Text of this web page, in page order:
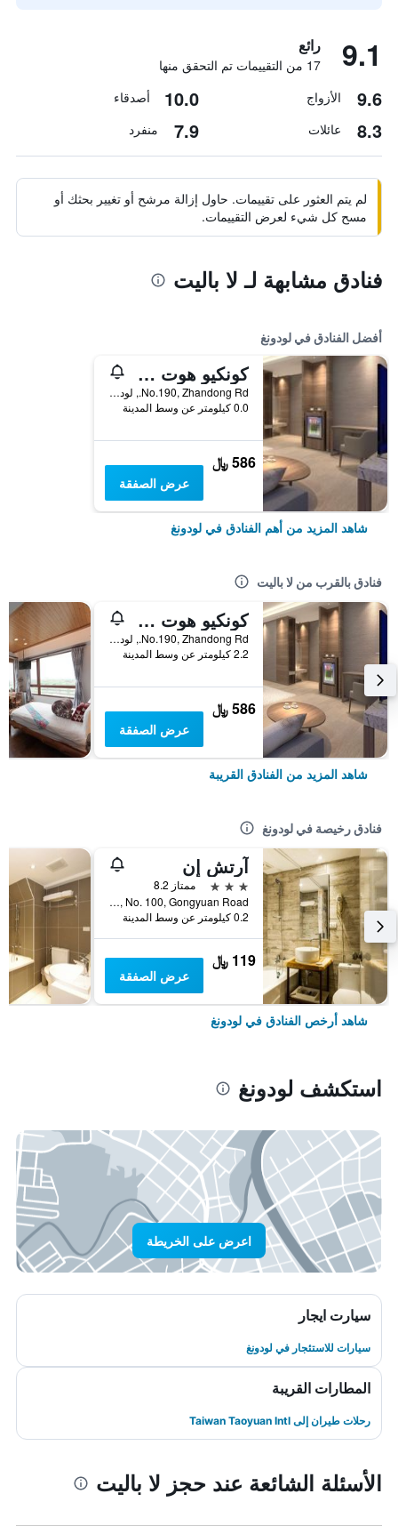
9.1 رائع
17 من التقييمات تم التحقق منها
9.6 الأزواج 10.0 أصدقاء
8.3 عائلات 7.9 منفرد
لم يتم العثور على تقييمات. حاول إزالة مرشح أو تغيير بحثك أو
مسح كل شيء لعرض التقييمات.
فنادق مشابهة لـ لا باليت
أفضل الفنادق في لودونغ
كونكيو هوت سبرينغ ريزورت
No.190, Zhandong Rd., لودونغ, تايوان
0.0 كيلومتر عن وسط المدينة
586 ﷼
عرض الصفقة
شاهد المزيد من أهم الفنادق في لودونغ
فنادق بالقرب من لا باليت
كونكيو هوت سبرينغ ريزورت
No.190, Zhandong Rd., لودونغ, تايوان
2.2 كيلومتر عن وسط المدينة
586 ﷼
عرض الصفقة
شاهد المزيد من الفنادق القريبة
فنادق رخيصة في لودونغ
آرتش إن
3 نجوم
ممتاز 8.2
5th Floor, No. 100, Gongyuan Road, لودونغ, تايوان
0.2 كيلومتر عن وسط المدينة
119 ﷼
عرض الصفقة
شاهد أرخص الفنادق في لودونغ
استكشف لودونغ
اعرض على الخريطة
سيارت ايجار
سيارات للاستئجار في لودونغ
المطارات القريبة
رحلات طيران إلى Taiwan Taoyuan Intl
الأسئلة الشائعة عند حجز لا باليت